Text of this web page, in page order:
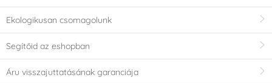
Ekologikusan csomagolunk
Segítőid az eshopban
Áru visszajuttatásának garanciája